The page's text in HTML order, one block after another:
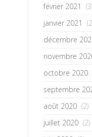
février 2021
janvier 2021
décembre
novembre
octobre 2020
septembre
août 2020 (2)
juillet 2020 (2)